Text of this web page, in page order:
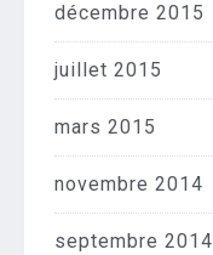
décembre 2015
juillet 2015
mars 2015
novembre 2014
septembre 2014